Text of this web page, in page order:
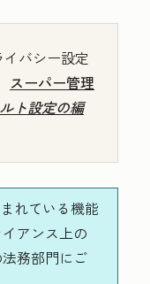
バシー設定
スーパー管理
ト設定の編
れている機能
アンス上の
務部門にご